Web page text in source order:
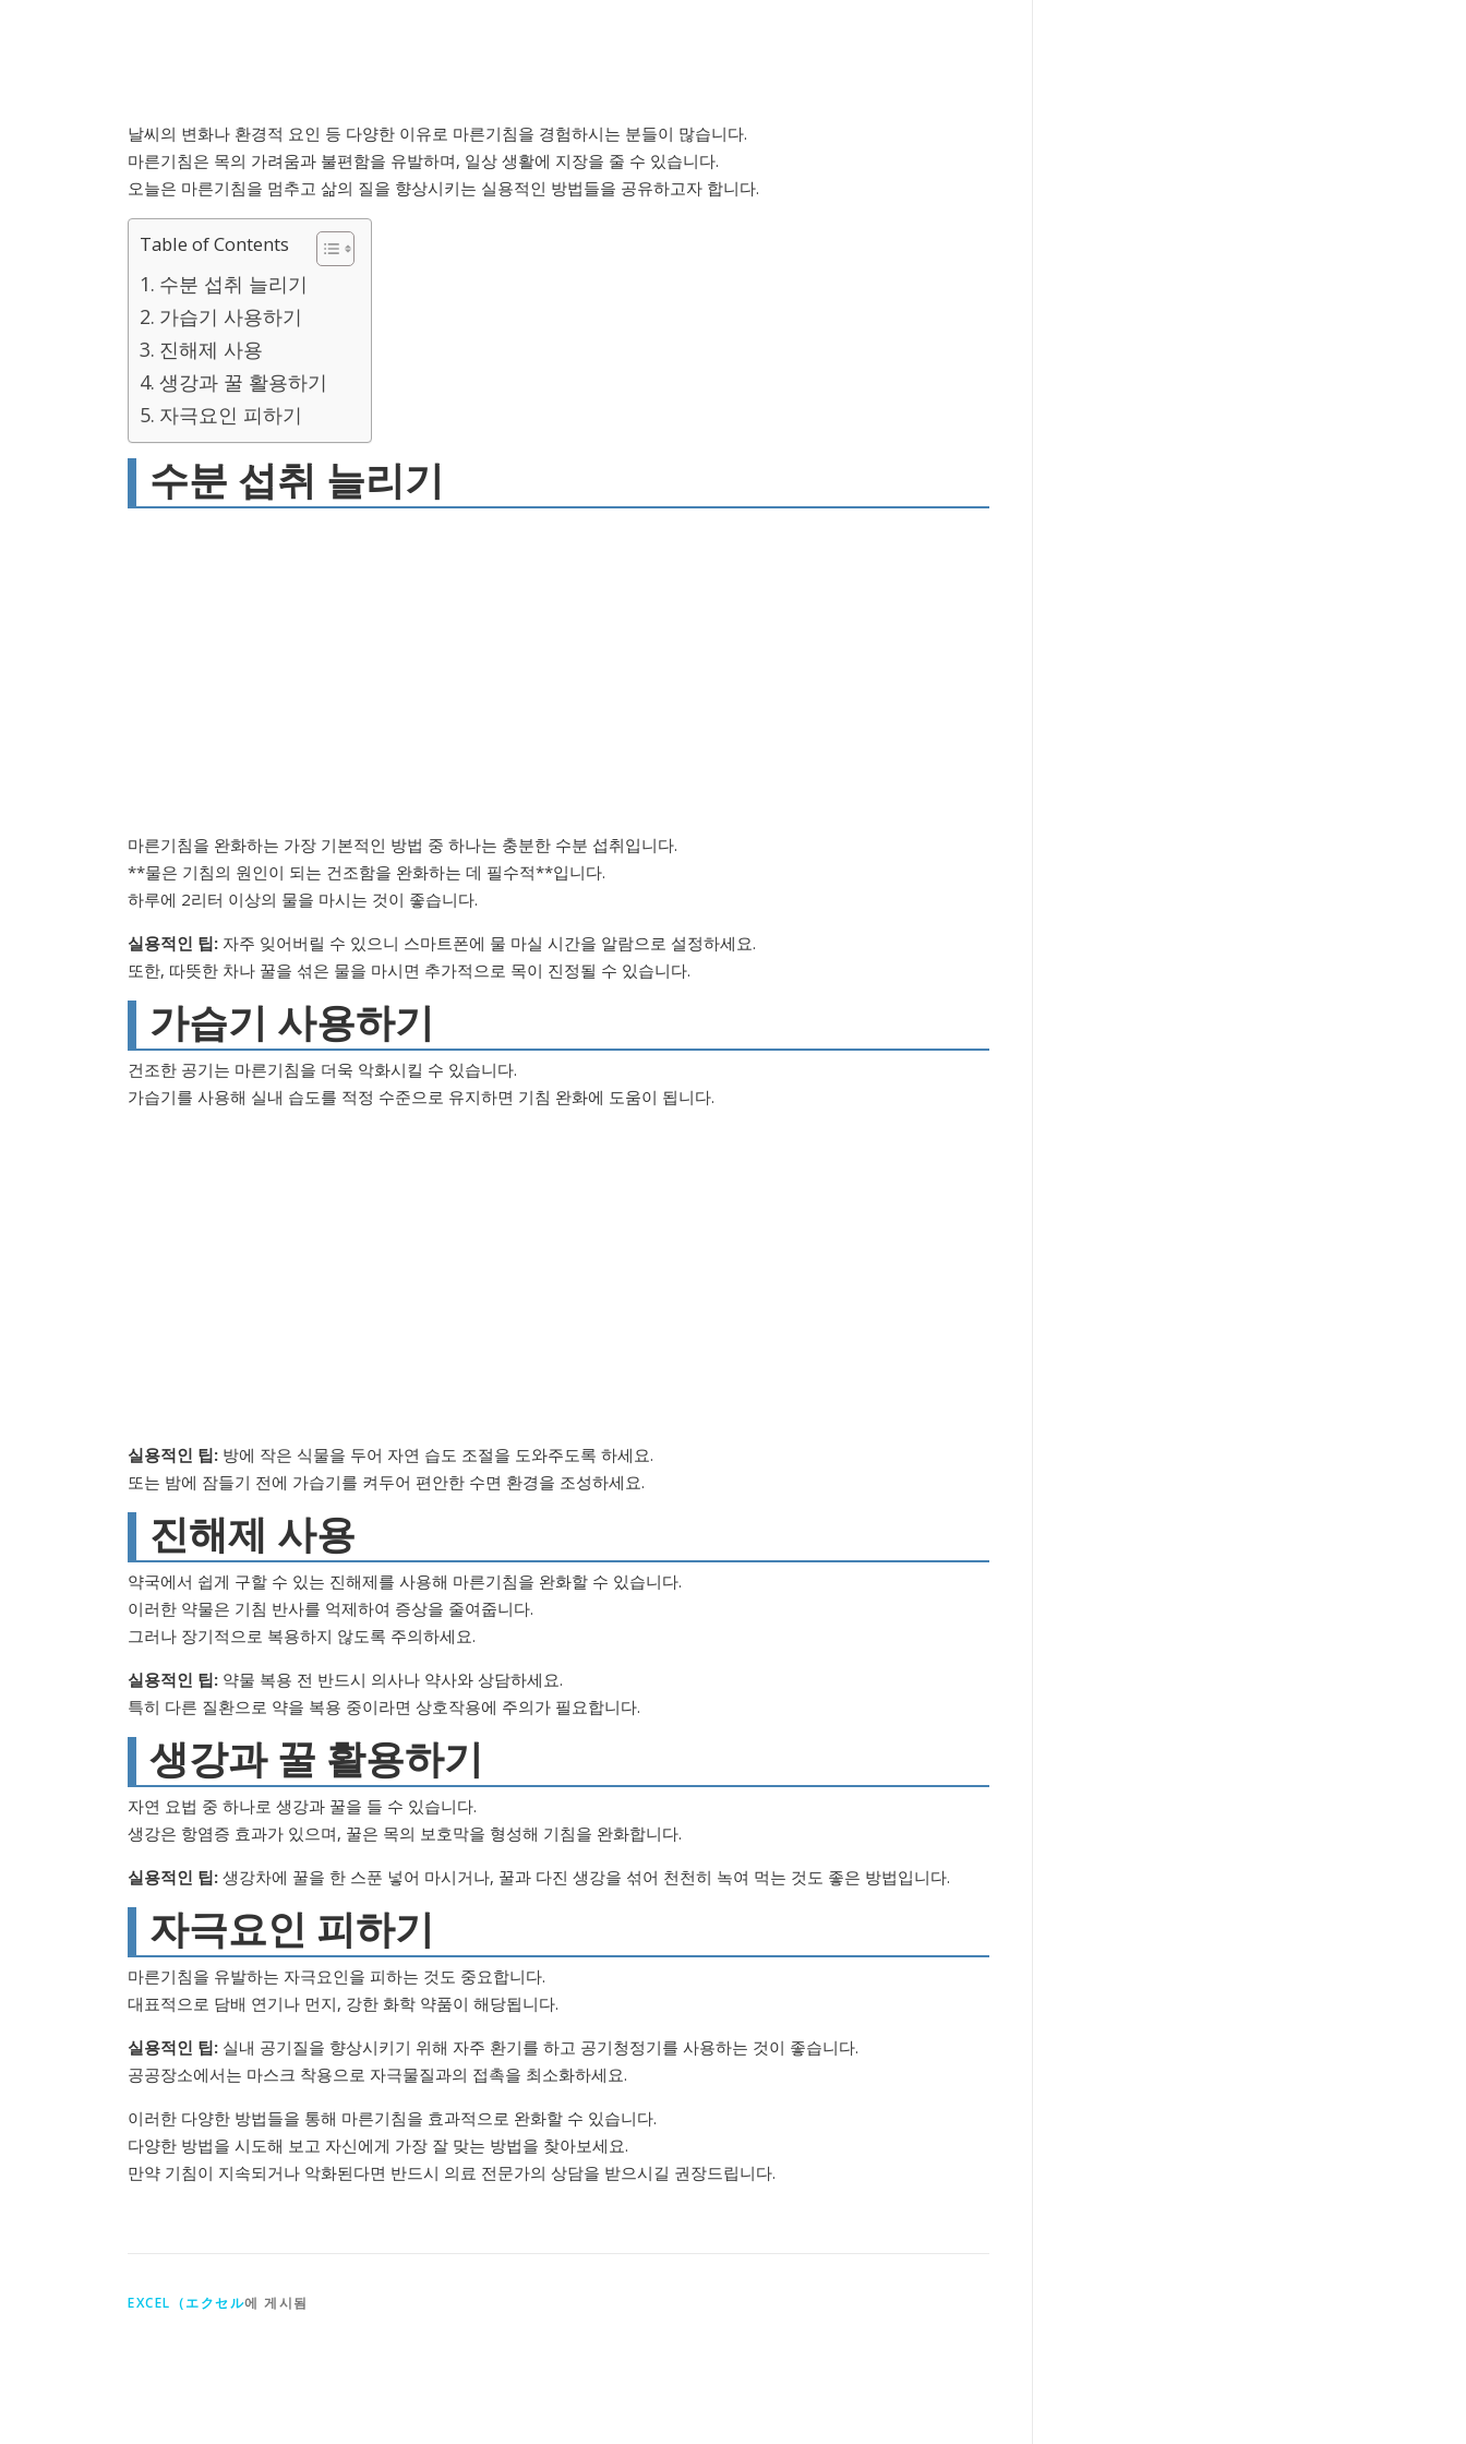
날씨의 변화나 환경적 요인 등 다양한 이유로 마른기침을 경험하시는 분들이 많습니다.
마른기침은 목의 가려움과 불편함을 유발하며, 일상 생활에 지장을 줄 수 있습니다.
오늘은 마른기침을 멈추고 삶의 질을 향상시키는 실용적인 방법들을 공유하고자 합니다.
Table of Contents
수분 섭취 늘리기
가습기 사용하기
진해제 사용
생강과 꿀 활용하기
자극요인 피하기
수분 섭취 늘리기
마른기침을 완화하는 가장 기본적인 방법 중 하나는 충분한 수분 섭취입니다.
**물은 기침의 원인이 되는 건조함을 완화하는 데 필수적**입니다.
하루에 2리터 이상의 물을 마시는 것이 좋습니다.
실용적인 팁: 자주 잊어버릴 수 있으니 스마트폰에 물 마실 시간을 알람으로 설정하세요.
또한, 따뜻한 차나 꿀을 섞은 물을 마시면 추가적으로 목이 진정될 수 있습니다.
가습기 사용하기
건조한 공기는 마른기침을 더욱 악화시킬 수 있습니다.
가습기를 사용해 실내 습도를 적정 수준으로 유지하면 기침 완화에 도움이 됩니다.
실용적인 팁: 방에 작은 식물을 두어 자연 습도 조절을 도와주도록 하세요.
또는 밤에 잠들기 전에 가습기를 켜두어 편안한 수면 환경을 조성하세요.
진해제 사용
약국에서 쉽게 구할 수 있는 진해제를 사용해 마른기침을 완화할 수 있습니다.
이러한 약물은 기침 반사를 억제하여 증상을 줄여줍니다.
그러나 장기적으로 복용하지 않도록 주의하세요.
실용적인 팁: 약물 복용 전 반드시 의사나 약사와 상담하세요.
특히 다른 질환으로 약을 복용 중이라면 상호작용에 주의가 필요합니다.
생강과 꿀 활용하기
자연 요법 중 하나로 생강과 꿀을 들 수 있습니다.
생강은 항염증 효과가 있으며, 꿀은 목의 보호막을 형성해 기침을 완화합니다.
실용적인 팁: 생강차에 꿀을 한 스푼 넣어 마시거나, 꿀과 다진 생강을 섞어 천천히 녹여 먹는 것도 좋은 방법입니다.
자극요인 피하기
마른기침을 유발하는 자극요인을 피하는 것도 중요합니다.
대표적으로 담배 연기나 먼지, 강한 화학 약품이 해당됩니다.
실용적인 팁: 실내 공기질을 향상시키기 위해 자주 환기를 하고 공기청정기를 사용하는 것이 좋습니다.
공공장소에서는 마스크 착용으로 자극물질과의 접촉을 최소화하세요.
이러한 다양한 방법들을 통해 마른기침을 효과적으로 완화할 수 있습니다.
다양한 방법을 시도해 보고 자신에게 가장 잘 맞는 방법을 찾아보세요.
만약 기침이 지속되거나 악화된다면 반드시 의료 전문가의 상담을 받으시길 권장드립니다.
EXCEL（エクセル에 게시됨